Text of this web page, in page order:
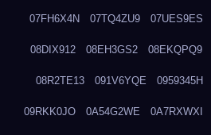
07FH6X4N 07TQ4ZU9 07UES9ES
08DIX912 08EH3GS2 08EKQPQ9
08R2TE13 091V6YQE 0959345H
09RKK0JO 0A54G2WE 0A7RXWXI